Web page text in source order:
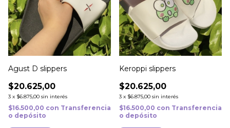
Agust D slippers
$20.625,00
3 x $6.875,00 sin interés
$16.500,00 con Transferencia
o depósito
Keroppi slippers
$20.625,00
3 x $6.875,00 sin interés
$16.500,00 con Transferencia
o depósito